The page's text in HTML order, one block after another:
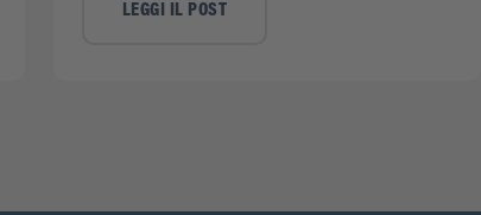
LEGGI IL POST